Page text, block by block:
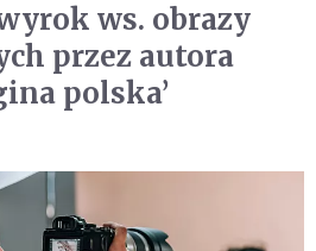
ws. obrazy
przez autora
polska’